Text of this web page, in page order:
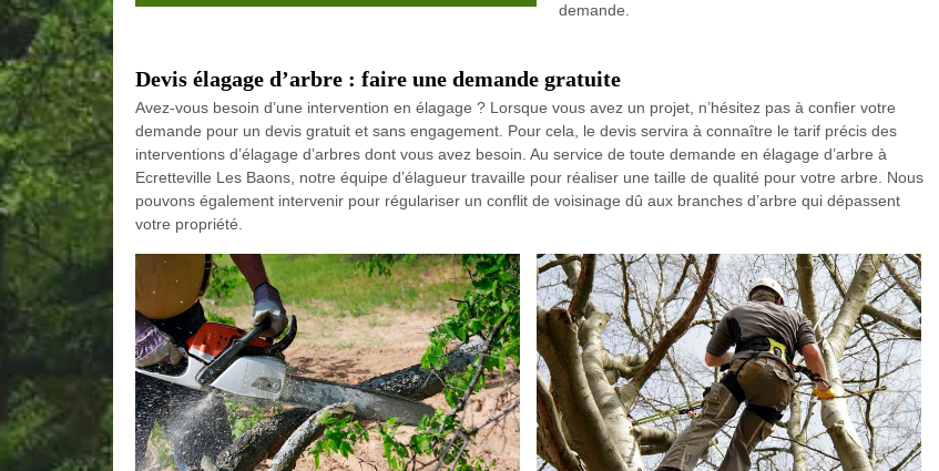
demande.
Devis élagage d’arbre : faire une demande gratuite
Avez-vous besoin d’une intervention en élagage ? Lorsque vous avez un projet, n’hésitez pas à confier votre
demande pour un devis gratuit et sans engagement. Pour cela, le devis servira à connaître le tarif précis des
interventions d’élagage d’arbres dont vous avez besoin. Au service de toute demande en élagage d’arbre à
Ecretteville Les Baons, notre équipe d’élagueur travaille pour réaliser une taille de qualité pour votre arbre. Nous
pouvons également intervenir pour régulariser un conflit de voisinage dû aux branches d’arbre qui dépassent
votre propriété.